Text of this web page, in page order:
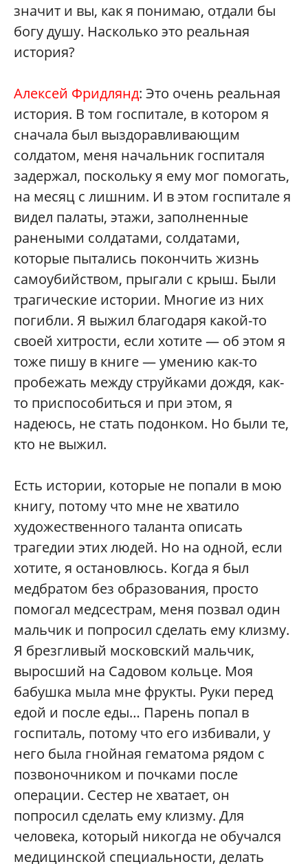
значит и вы, как я понимаю, отдали бы
богу душу. Насколько это реальная
история?
Алексей Фридлянд: Это очень реальная
история. В том госпитале, в котором я
сначала был выздоравливающим
солдатом, меня начальник госпиталя
задержал, поскольку я ему мог помогать,
на месяц с лишним. И в этом госпитале я
видел палаты, этажи, заполненные
ранеными солдатами, солдатами,
которые пытались покончить жизнь
самоубийством, прыгали с крыш. Были
трагические истории. Многие из них
погибли. Я выжил благодаря какой-то
своей хитрости, если хотите — об этом я
тоже пишу в книге — умению как-то
пробежать между струйками дождя, как-
то приспособиться и при этом, я
надеюсь, не стать подонком. Но были те,
кто не выжил.
Есть истории, которые не попали в мою
книгу, потому что мне не хватило
художественного таланта описать
трагедии этих людей. Но на одной, если
хотите, я остановлюсь. Когда я был
медбратом без образования, просто
помогал медсестрам, меня позвал один
мальчик и попросил сделать ему клизму.
Я брезгливый московский мальчик,
выросший на Садовом кольце. Моя
бабушка мыла мне фрукты. Руки перед
едой и после еды… Парень попал в
госпиталь, потому что его избивали, у
него была гнойная гематома рядом с
позвоночником и почками после
операции. Сестер не хватает, он
попросил сделать ему клизму. Для
человека, который никогда не обучался
медицинской специальности, делать